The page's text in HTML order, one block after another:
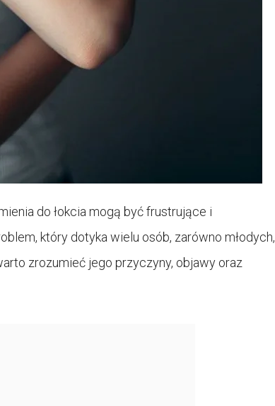
do łokcia mogą być frustrujące i
który dotyka wielu osób, zarówno młodych,
zrozumieć jego przyczyny, objawy oraz